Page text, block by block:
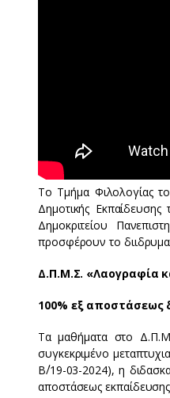
Το Τμήμα Φιλολογίας
Δημοτικής
Δημοκριτείου
προσφέρουν το
Δ.Π.Μ.Σ. «Λαογραφία
100% εξ αποστάσεως
Τα μαθήματα στο
συγκεκριμένο
Β΄/19-03-2024), η
αποστάσεως